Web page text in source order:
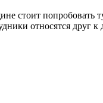
стоит попробовать
относятся друг к